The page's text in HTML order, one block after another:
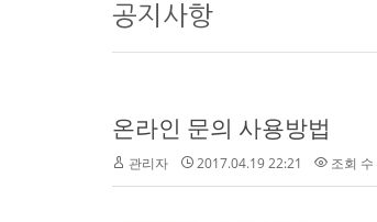
공지사항
온라인 문의 사용방법
관리자 2017.04.19 22:21 조회